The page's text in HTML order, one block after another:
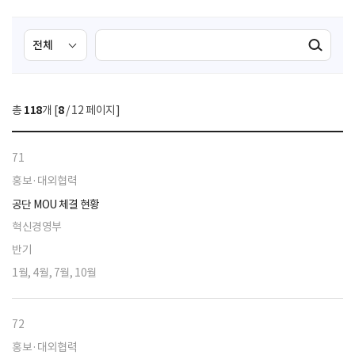
검
색
선
택
색
검색실행
총 118개 [8/ 12 페이지]
71
홍보·대외협력
공단 MOU 체결 현황
혁신경영부
반기
1월, 4월, 7월, 10월
72
홍보·대외협력